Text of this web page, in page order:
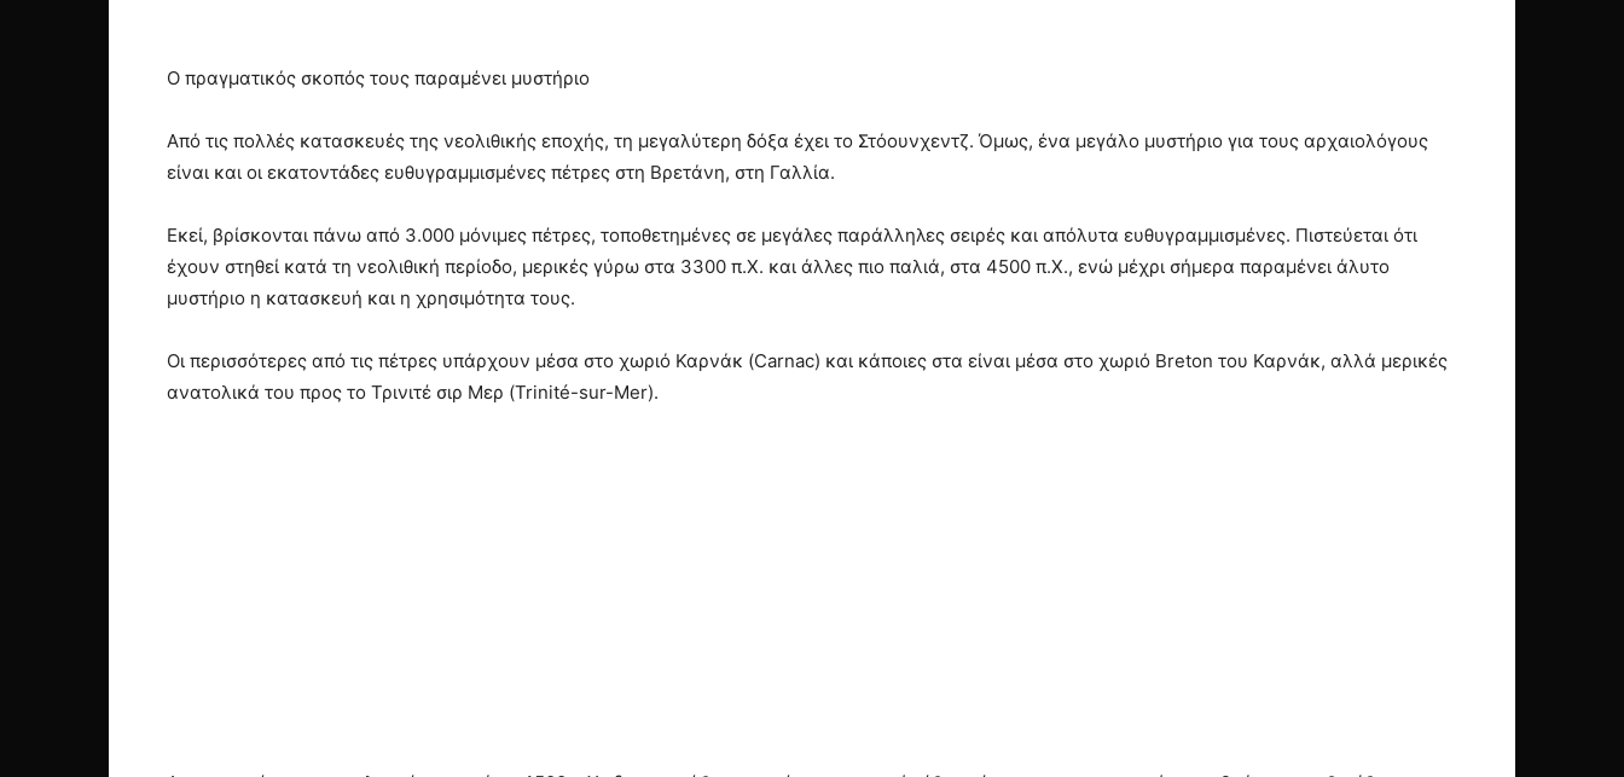
Ο πραγματικός σκοπός τους παραμένει μυστήριο
Από τις πολλές κατασκευές της νεολιθικής εποχής, τη μεγαλύτερη δόξα έχει το Στόουνχεντζ. Όμως, ένα μεγάλο μυστήριο για τους αρχαιολόγους
είναι και οι εκατοντάδες ευθυγραμμισμένες πέτρες στη Βρετάνη, στη Γαλλία.
Εκεί, βρίσκονται πάνω από 3.000 μόνιμες πέτρες, τοποθετημένες σε μεγάλες παράλληλες σειρές και απόλυτα ευθυγραμμισμένες. Πιστεύεται ότι
έχουν στηθεί κατά τη νεολιθική περίοδο, μερικές γύρω στα 3300 π.Χ. και άλλες πιο παλιά, στα 4500 π.Χ., ενώ μέχρι σήμερα παραμένει άλυτο
μυστήριο η κατασκευή και η χρησιμότητα τους.
Οι περισσότερες από τις πέτρες υπάρχουν μέσα στο χωριό Καρνάκ (Carnac) και κάποιες στα είναι μέσα στο χωριό Breton του Καρνάκ, αλλά μερικές
ανατολικά του προς το Τρινιτέ σιρ Μερ (Trinité-sur-Mer).